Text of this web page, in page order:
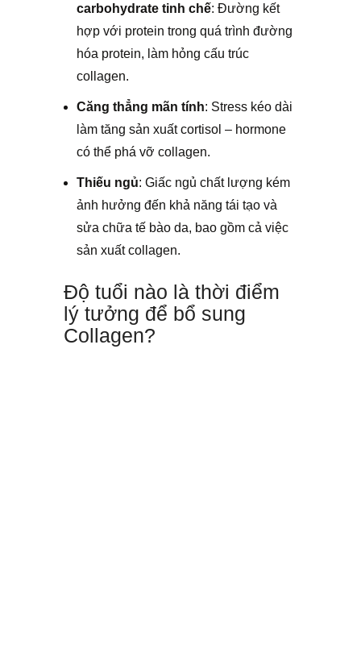
carbohydrate tinh chế: Đường kết
hợp với protein trong quá trình đường
hóa protein, làm hỏng cấu trúc
collagen.
Căng thẳng mãn tính: Stress kéo dài
làm tăng sản xuất cortisol – hormone
có thể phá vỡ collagen.
Thiếu ngủ: Giấc ngủ chất lượng kém
ảnh hưởng đến khả năng tái tạo và
sửa chữa tế bào da, bao gồm cả việc
sản xuất collagen.
Độ tuổi nào là thời điểm
lý tưởng để bổ sung
Collagen?